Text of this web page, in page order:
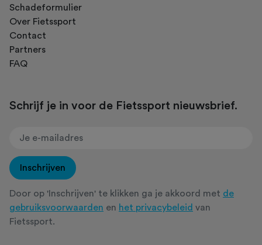
Schadeformulier
Over Fietssport
Contact
Partners
FAQ
Schrijf je in voor de Fietssport nieuwsbrief.
Inschrijven
Door op 'Inschrijven' te klikken ga je akkoord met de
gebruiksvoorwaarden en het privacybeleid van
Fietssport.